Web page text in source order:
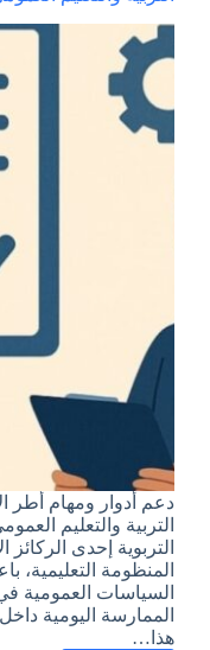
دعم أدوار ومهام أطر
التربية والتعليم
التربوية إحدى الركائز
المنظومة التعليمية،
السياسات العمومية
الممارسة اليومية
هذا…